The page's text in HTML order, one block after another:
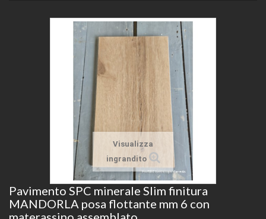
Visualizza
ingrandito
Pavimento SPC minerale Slim finitura
MANDORLA posa flottante mm 6 con